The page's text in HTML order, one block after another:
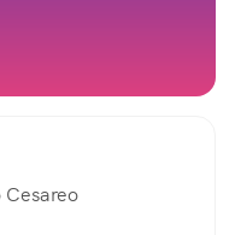
Cesareo